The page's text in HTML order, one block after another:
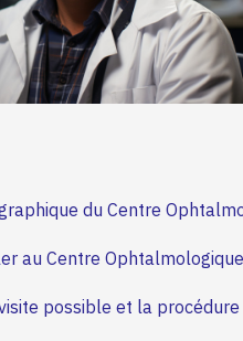
du Centre
au Centre
possible et la